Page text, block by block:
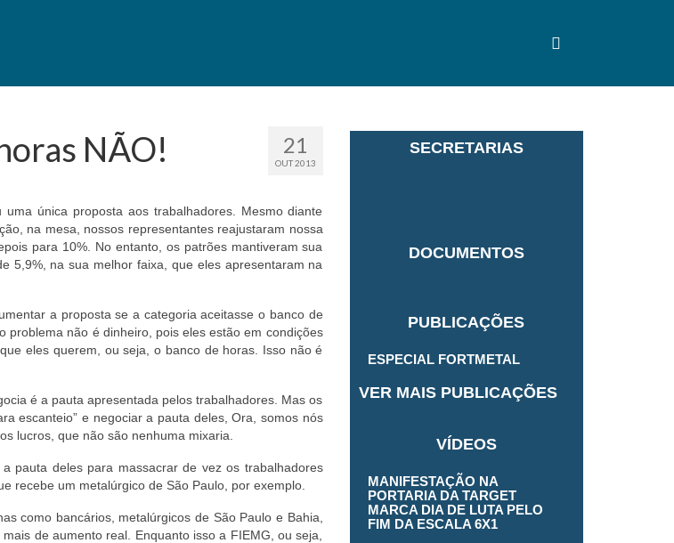
21
OUT 2013
NÃO!
única proposta aos trabalhadores. Mesmo diante
na mesa, nossos representantes reajustaram nossa
para 10%. No entanto, os patrões mantiveram sua
5,9%, na sua melhor faixa, que eles apresentaram na
a proposta se a categoria aceitasse o banco de
problema não é dinheiro, pois eles estão em condições
eles querem, ou seja, o banco de horas. Isso não é
é a pauta apresentada pelos trabalhadores. Mas os
escanteio” e negociar a pauta deles, Ora, somos nós
lucros, que não são nenhuma mixaria.
pauta deles para massacrar de vez os trabalhadores
recebe um metalúrgico de São Paulo, por exemplo.
como bancários, metalúrgicos de São Paulo e Bahia,
de aumento real. Enquanto isso a FIEMG, ou seja,
SECRETARIAS
DOCUMENTOS
PUBLICAÇÕES
ESPECIAL FORTMETAL
VER MAIS PUBLICAÇÕES
VÍDEOS
MANIFESTAÇÃO NA
PORTARIA DA TARGET
MARCA DIA DE LUTA PELO
FIM DA ESCALA 6X1